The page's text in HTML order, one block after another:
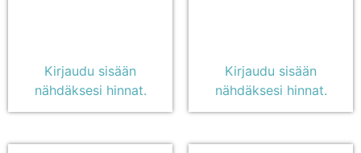
Kirjaudu sisään
nähdäksesi hinnat.
Kirjaudu sisään
nähdäksesi hinnat.